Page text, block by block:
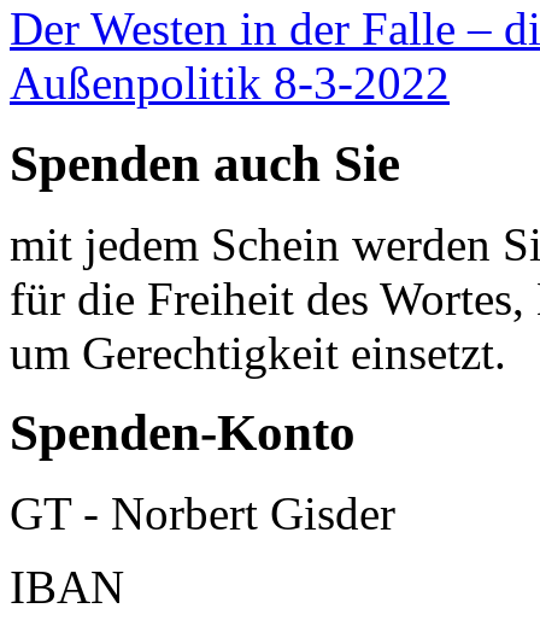
Der Westen in der Falle –
Außenpolitik 8-3-2022
Spenden auch Sie
mit jedem Schein werden
für die Freiheit des
um Gerechtigkeit einsetzt.
Spenden-Konto
GT - Norbert Gisder
IBAN